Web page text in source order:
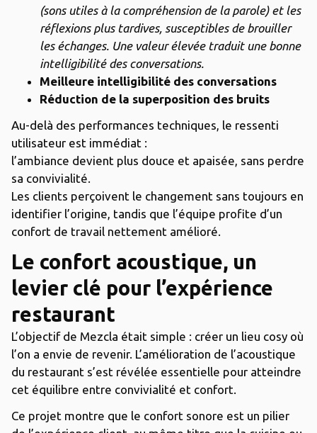
(sons utiles à la compréhension de la parole) et les
réflexions plus tardives, susceptibles de brouiller
les échanges. Une valeur élevée traduit une bonne
intelligibilité des conversations.
Meilleure intelligibilité des conversations
Réduction de la superposition des bruits
Au-delà des performances techniques, le ressenti
utilisateur est immédiat :
l’ambiance devient plus douce et apaisée, sans perdre
sa convivialité.
Les clients perçoivent le changement sans toujours en
identifier l’origine, tandis que l’équipe profite d’un
confort de travail nettement amélioré.
Le confort acoustique, un
levier clé pour l’expérience
restaurant
L’objectif de Mezcla était simple : créer un lieu cosy où
l’on a envie de revenir. L’amélioration de l’acoustique
du restaurant s’est révélée essentielle pour atteindre
cet équilibre entre convivialité et confort.
Ce projet montre que le confort sonore est un pilier